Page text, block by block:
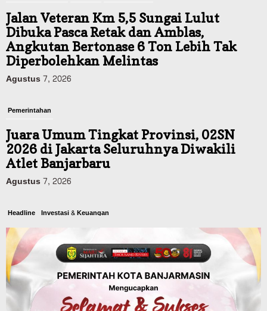
Jalan Veteran Km 5,5 Sungai Lulut
Dibuka Pasca Retak dan Amblas,
Angkutan Bertonase 6 Ton Lebih Tak
Diperbolehkan Melintas
Agustus 7, 2026
Pemerintahan
Juara Umum Tingkat Provinsi, 02SN
2026 di Jakarta Seluruhnya Diwakili
Atlet Banjarbaru
Agustus 7, 2026
Headline Investasi & Keuangan
KUA-PPAS 2027 Banjarbaru Defisit 170
Miliar, Pendapatan 1,2 Triliun Belanja
1,37 Triliun, Tutup Kekurangan dari
SiLPA
Agustus 7, 2026